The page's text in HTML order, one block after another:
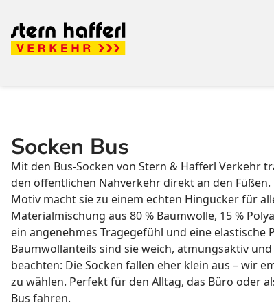
Socken Bus
Mit den Bus-Socken von Stern & Hafferl Verkehr
den öffentlichen Nahverkehr direkt an den
Motiv macht sie zu einem echten Hingucker für
Materialmischung aus 80 % Baumwolle, 15 %
ein angenehmes Tragegefühl und eine elastische
Baumwollanteils sind sie weich, atmungsaktiv
beachten: Die Socken fallen eher klein aus – wir
zu wählen. Perfekt für den Alltag, das Büro oder
Bus fahren.